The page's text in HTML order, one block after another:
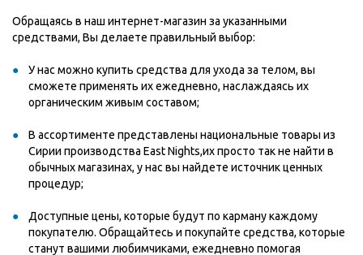
Обращаясь в наш интернет-магазин за указанными
средствами, Вы делаете правильный выбор:
У нас можно купить средства для ухода за телом, вы
сможете применять их ежедневно, наслаждаясь их
органическим живым составом;
В ассортименте представлены национальные товары из
Сирии производства East Nights,их просто так не найти в
обычных магазинах, у нас вы найдете источник ценных
процедур;
Доступные цены, которые будут по карману каждому
покупателю. Обращайтесь и покупайте средства, которые
станут вашими любимчиками, ежедневно помогая